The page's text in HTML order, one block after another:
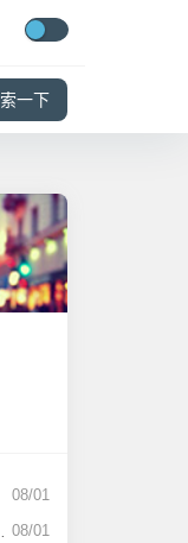
一下
08/01
08/01